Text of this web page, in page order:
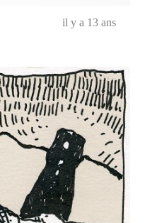
il y a 13 ans